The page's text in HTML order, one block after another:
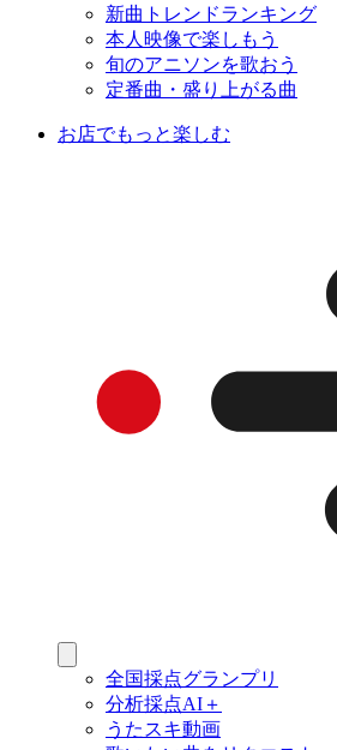
新曲トレンドランキング
本人映像で楽しもう
旬のアニソンを歌おう
定番曲・盛り上がる曲
お店でもっと楽しむ
全国採点グランプリ
分析採点AI＋
うたスキ動画